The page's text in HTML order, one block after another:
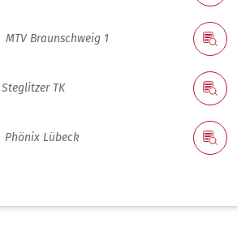
MTV Braunschweig 1
Steglitzer TK
Phönix Lübeck